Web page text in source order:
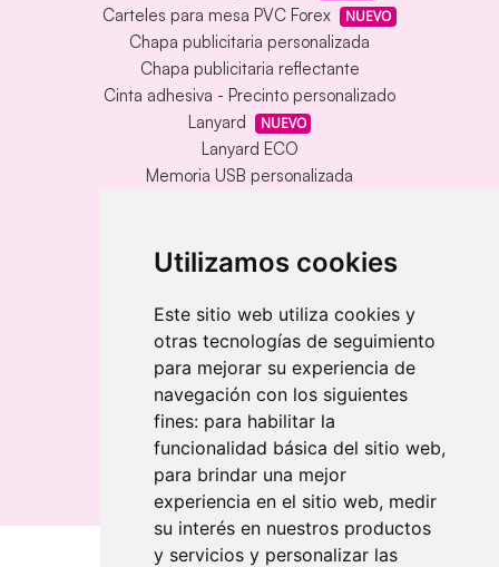
Utilizamos cookies
Este sitio web utiliza cookies y
otras tecnologías de seguimiento
para mejorar su experiencia de
navegación con los siguientes
fines: para habilitar la
funcionalidad básica del sitio web,
para brindar una mejor
experiencia en el sitio web, medir
su interés en nuestros productos
y servicios y personalizar las
Carteles para mesa PVC Forex NUEVO
Chapa publicitaria personalizada
Chapa publicitaria reflectante
Cinta adhesiva - Precinto personalizado
Lanyard
NUEVO
Lanyard ECO
Memoria USB personalizada
Llavero redondo en madera y metal
Llavero rectangular en madera clara
Banderolas
Banderas publicitarias
Banderas publicitarias
Banderas publicitarias